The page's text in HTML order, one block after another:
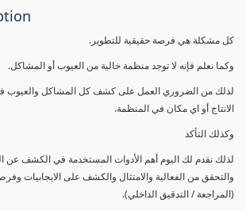
كل مشكلة هي فرصة حقيقية للتطوير.
وكما نعلم فإنه لا توجد منظمة خالية من العيوب أو المشاكل.
لذلك من الضروري العمل على كشف كل المشاكل والعيوب في
الانتاج أو اي مكان في المنظمة.
وكذلك التأكد
لذلك نقدم لك اليوم أهم الأدوات المستخدمة في الكشف عن
والتحقق من الفعالية والامتثال والكشف على الايجابيات
(المراجعة / التدقيق الداخلي).